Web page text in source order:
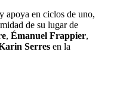
apoya en ciclos de uno,
de su lugar de
, Émanuel Frappier,
Serres en la